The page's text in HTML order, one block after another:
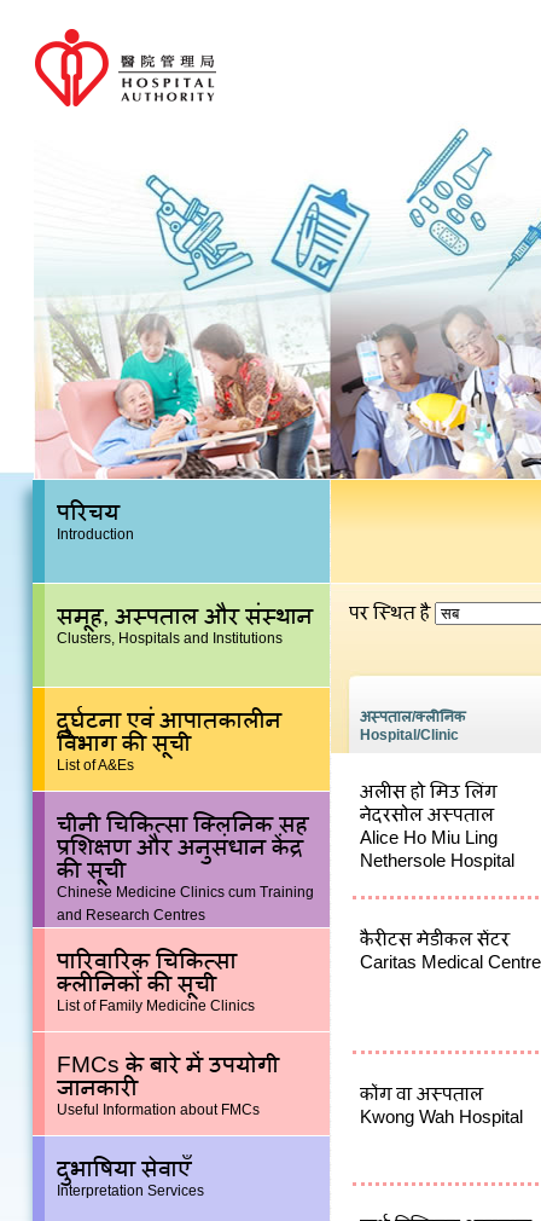
परिचय
Introduction
समूह, अस्पताल और संस्थान
Clusters, Hospitals and Institutions
दुर्घटना एवं आपातकालीन
विभाग की सूची
List of A&Es
चीनी चिकित्सा क्लिनिक सह
प्रशिक्षण और अनुसंधान केंद्र
की सूची
Chinese Medicine Clinics cum Training
and Research Centres
पारिवारिक चिकित्सा
क्लीनिकों की सूची
List of Family Medicine Clinics
FMCs के बारे में उपयोगी
जानकारी
Useful Information about FMCs
दुभाषिया सेवाएँ
Interpretation Services
पर स्थित है
अस्पताल/क्लीनिक
Hospital/Clinic
अलीस हो मिउ लिंग
नेदरसोल अस्पताल
Alice Ho Miu Ling
Nethersole Hospital
कैरीटस मेडीकल सेंटर
Caritas Medical Centre
कोंग वा अस्पताल
Kwong Wah Hospital